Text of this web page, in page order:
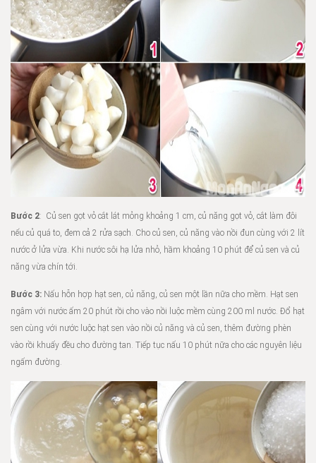
Bước 2: Củ sen gọt vỏ cắt lát mỏng khoảng 1 cm, củ năng gọt vỏ, cắt làm đôi
nếu củ quá to, đem cả 2 rửa sạch. Cho củ sen, củ năng vào nồi đun cùng với 2 lít
nước ở lửa vừa. Khi nước sôi hạ lửa nhỏ, hầm khoảng 10 phút để củ sen và củ
năng vừa chín tới.
Bước 3: Nấu hỗn hợp hạt sen, củ năng, củ sen một lần nữa cho mềm. Hạt sen
ngâm với nước ấm 20 phút rồi cho vào nồi luộc mềm cùng 200 ml nước. Đổ hạt
sen cùng với nước luộc hạt sen vào nồi củ năng và củ sen, thêm đường phèn
vào rồi khuấy đều cho đường tan. Tiếp tục nấu 10 phút nữa cho các nguyên liệu
ngấm đường.